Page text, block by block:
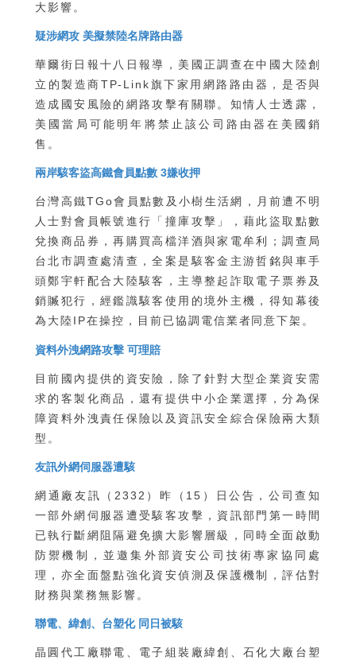
大影響。
疑涉網攻 美擬禁陸名牌路由器
華爾街日報十八日報導，美國正調查在中國大陸創
立的製造商TP-Link旗下家用網路路由器，是否與
造成國安風險的網路攻擊有關聯。知情人士透露，
美國當局可能明年將禁止該公司路由器在美國銷
售。
兩岸駭客盜高鐵會員點數 3嫌收押
台灣高鐵TGo會員點數及小樹生活網，月前遭不明
人士對會員帳號進行「撞庫攻擊」，藉此盜取點數
兌換商品券，再購買高檔洋酒與家電牟利；調查局
台北市調查處清查，全案是駭客金主游哲銘與車手
頭鄭宇軒配合大陸駭客，主導整起詐取電子票券及
銷贓犯行，經鑑識駭客使用的境外主機，得知幕後
為大陸IP在操控，目前已協調電信業者同意下架。
資料外洩網路攻擊 可理賠
目前國內提供的資安險，除了針對大型企業資安需
求的客製化商品，還有提供中小企業選擇，分為保
障資料外洩責任保險以及資訊安全綜合保險兩大類
型。
友訊外網伺服器遭駭
網通廠友訊（2332）昨（15）日公告，公司查知
一部外網伺服器遭受駭客攻擊，資訊部門第一時間
已執行斷網阻隔避免擴大影響層級，同時全面啟動
防禦機制，並邀集外部資安公司技術專家協同處
理，亦全面盤點強化資安偵測及保護機制，評估對
財務與業務無影響。
聯電、緯創、台塑化 同日被駭
晶圓代工廠聯電、電子組裝廠緯創、石化大廠台塑